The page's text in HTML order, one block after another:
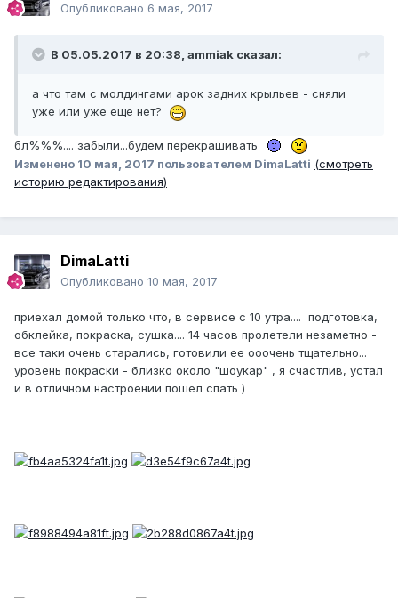
Опубликовано 6 мая, 2017
В 05.05.2017 в 20:38, ammiak сказал:
а что там с молдингами арок задних крыльев - сняли
уже или уже еще нет?
бл%%%.... забыли...будем перекрашивать
Изменено 10 мая, 2017 пользователем DimaLatti (смотреть
историю редактирования)
DimaLatti
Опубликовано 10 мая, 2017
приехал домой только что, в сервисе с 10 утра.... подготовка,
обклейка, покраска, сушка.... 14 часов пролетели незаметно -
все таки очень старались, готовили ее ооочень тщательно...
уровень покраски - близко около "шоукар" , я счастлив, устал
и в отличном настроении пошел спать )